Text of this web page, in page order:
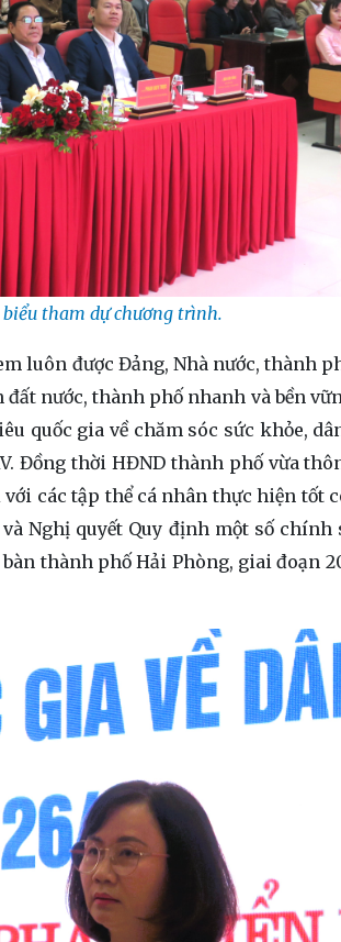
tham dự chương trình.
luôn được Đảng, Nhà nước, thành
nước, thành phố nhanh và bền
quốc gia về chăm sóc sức khỏe,
Đồng thời HĐND thành phố vừa
các tập thể cá nhân thực hiện tốt
Nghị quyết Quy định một số
thành phố Hải Phòng, giai đoạn